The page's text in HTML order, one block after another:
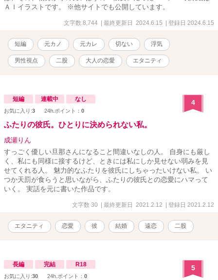
ＡＩイラストです。 ※他サイトでも公開しています。
文字数 8,744 | 最終更新日 2024.6.15 | 登録日 2024.6.15
短編 元カノ 元カレ 切ない 浮気
男性視点 二股 大人の恋愛 エタニティ
短編 連載中 なし
お気に入り:3 24h.ポイント： 0
4
ふたりの彼氏。ひとりに決められない私。
成瀬りん
すっごく優しい旦那さんになること間違いなしの人。 自身にも厳し
く、私にも同様に接するけど、ときには私にしか見せない弱みを見
せてくれる人。 魅力的なふたりを彼氏にしちゃったいけない私。 い
つか天罰が食らうと思いながら、ふたりの彼氏との恋愛にハマって
いく。 実話を元に書いた作品です。
文字数 30 | 最終更新日 2021.2.12 | 登録日 2021.2.12
エタニティ 恋愛 彼 結婚 遠恋 二股
長編 完結 R18
お気に入り:30 24h.ポイント： 0
5